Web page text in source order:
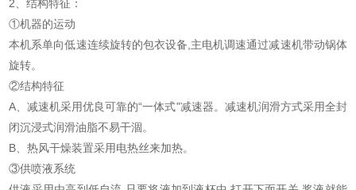
2、结构特征：
①机器的运动
本机系单向低速连续旋转的包衣设备,主电机调速通过减速机带动锅体
旋转。
②结构特征
A、减速机采用优良可靠的“一体式"减速器。减速机润滑方式采用全封
闭沉浸式润滑油脂不易干涸。
B、热风干燥装置采用电热丝来加热。
③供喷液系统